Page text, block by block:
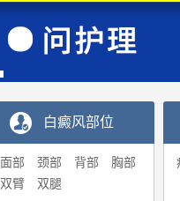
白癜风部位
面部 颈部 背部
胸部
双臂
双腿